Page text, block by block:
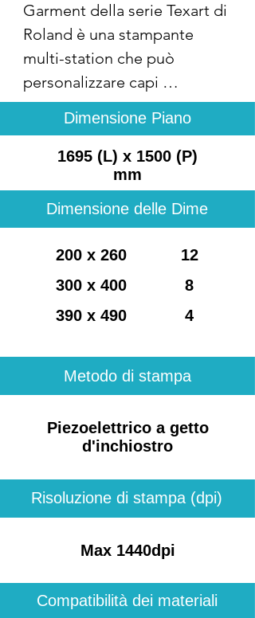
Garment della serie Texart di
Roland è una stampante
multi-station che può
personalizzare capi
d'abbigliamento, anche di
diverse misure,
contemporaneamente.
Costruita per chi vuole
evolvere dalla classica
stampante a singolo capo o
con produttività, XT-640S-
DTG soddisfa sia le esigenze
singolo passaggio) che di
qualità, con una resa grafica
di altissimo livello.
diversi soggetti (foto, testi,
loghi) su un'ampia varietà di
abbigliamento in cotone,
misto cotone e poliestere
bianco. La periferica è
Dimensione Piano
1695 (L) x 1500 (P)
mm
Dimensione delle Dime
200 x 260
300 x 400
390 x 490
12
8
4
Metodo di stampa
Piezoelettrico a getto
d'inchiostro
Risoluzione di stampa (dpi)
Max 1440dpi
Compatibilità dei materiali